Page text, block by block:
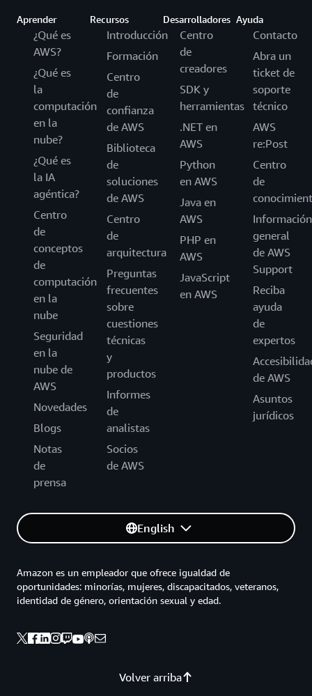
Aprender
¿Qué es
AWS?
¿Qué es
la
computación
en la
nube?
¿Qué es
la IA
agéntica?
Centro
de
conceptos
de
computación
en la
nube
Seguridad
en la
nube de
AWS
Novedades
Blogs
Notas
de
prensa
Recursos
Introducción
Formación
Centro
de
confianza
de AWS
Biblioteca
de
soluciones
de AWS
Centro
de
arquitectura
Preguntas
frecuentes
sobre
cuestiones
técnicas
y
productos
Informes
de
analistas
Socios
de AWS
Desarrolladores
Centro
de
creadores
SDK y
herramientas
.NET en
AWS
Python
en AWS
Java en
AWS
PHP en
AWS
JavaScript
en AWS
Ayuda
Contacto
Abra un
ticket de
soporte
técnico
AWS
re:Post
Centro
de
Información
general
de AWS
Support
Reciba
ayuda
de
expertos
de AWS
Asuntos
jurídicos
English
Volver arriba
Amazon es un empleador que ofrece igualdad de
oportunidades: minorías, mujeres, discapacitados, veteranos,
identidad de género, orientación sexual y edad.